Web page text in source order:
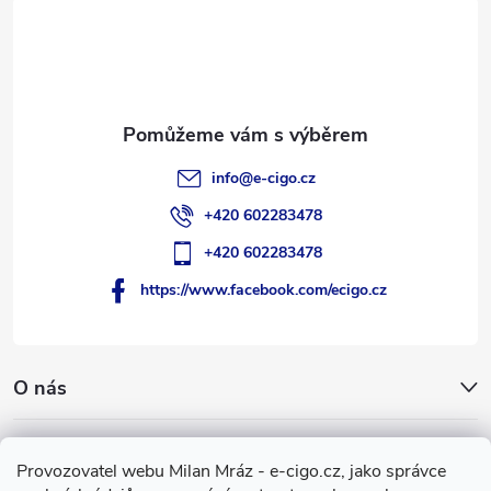
Provozovatel webu Milan Mráz - e-cigo.cz, jako správce
O nás
info@e-cigo.cz
+420 602283478
+420 602283478
https://www.facebook.com/ecigo.cz